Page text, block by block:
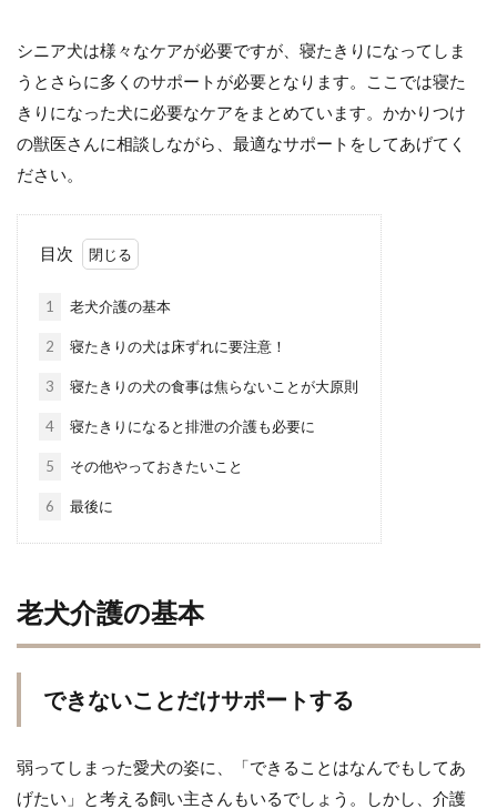
シニア犬は様々なケアが必要ですが、寝たきりになってしま
うとさらに多くのサポートが必要となります。ここでは寝た
きりになった犬に必要なケアをまとめています。かかりつけ
の獣医さんに相談しながら、最適なサポートをしてあげてく
ださい。
目次
1 老犬介護の基本
2 寝たきりの犬は床ずれに要注意！
3 寝たきりの犬の食事は焦らないことが大原則
4 寝たきりになると排泄の介護も必要に
5 その他やっておきたいこと
6 最後に
老犬介護の基本
できないことだけサポートする
弱ってしまった愛犬の姿に、「できることはなんでもしてあ
げたい」と考える飼い主さんもいるでしょう。しかし、介護